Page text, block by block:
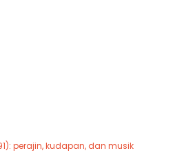
perajin, kudapan, dan musik